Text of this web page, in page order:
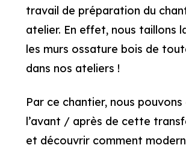
travail de préparation du
atelier. En effet, nous taillons
les murs ossature bois de
dans nos ateliers !
Par ce chantier, nous
l’avant / après de cette
et découvrir comment